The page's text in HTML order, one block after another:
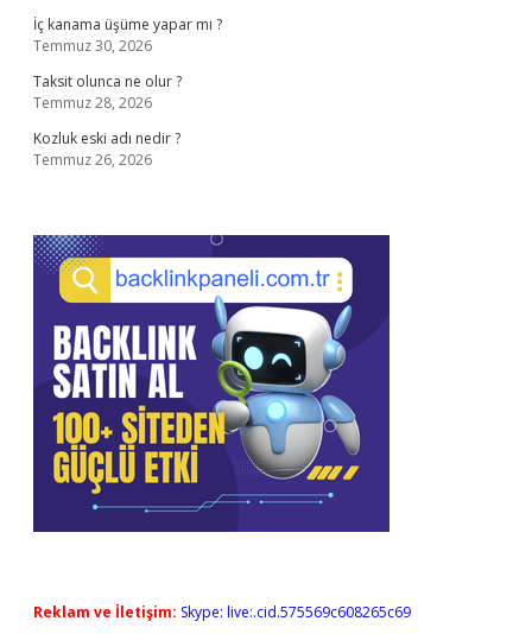
İç kanama üşüme yapar mı ?
Temmuz 30, 2026
Taksit olunca ne olur ?
Temmuz 28, 2026
Kozluk eski adı nedir ?
Temmuz 26, 2026
Reklam ve İletişim: Skype: live:.cid.575569c608265c69